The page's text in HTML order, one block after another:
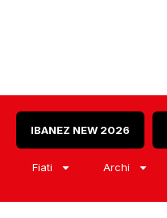
IBANEZ NEW 2026
Fiati Archi